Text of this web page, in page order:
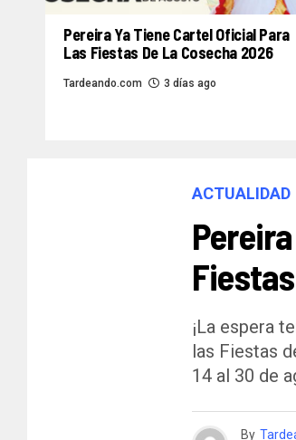
Pereira Ya Tiene Cartel Oficial Para
Las Fiestas De La Cosecha 2026
Tardeando.com 3 días ago
ACTUALIDAD
¡La espera
las Fiestas
14 al 30 de
By